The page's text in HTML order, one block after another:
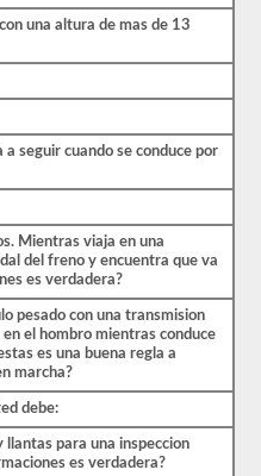
una altura de mas de 13
a seguir cuando se conduce por
Mientras viaja en una
del freno y encuentra que va
es verdadera?
pesado con una transmision
el hombro mientras conduce
es una buena regla a
marcha?
debe:
llantas para una inspeccion
es verdadera?